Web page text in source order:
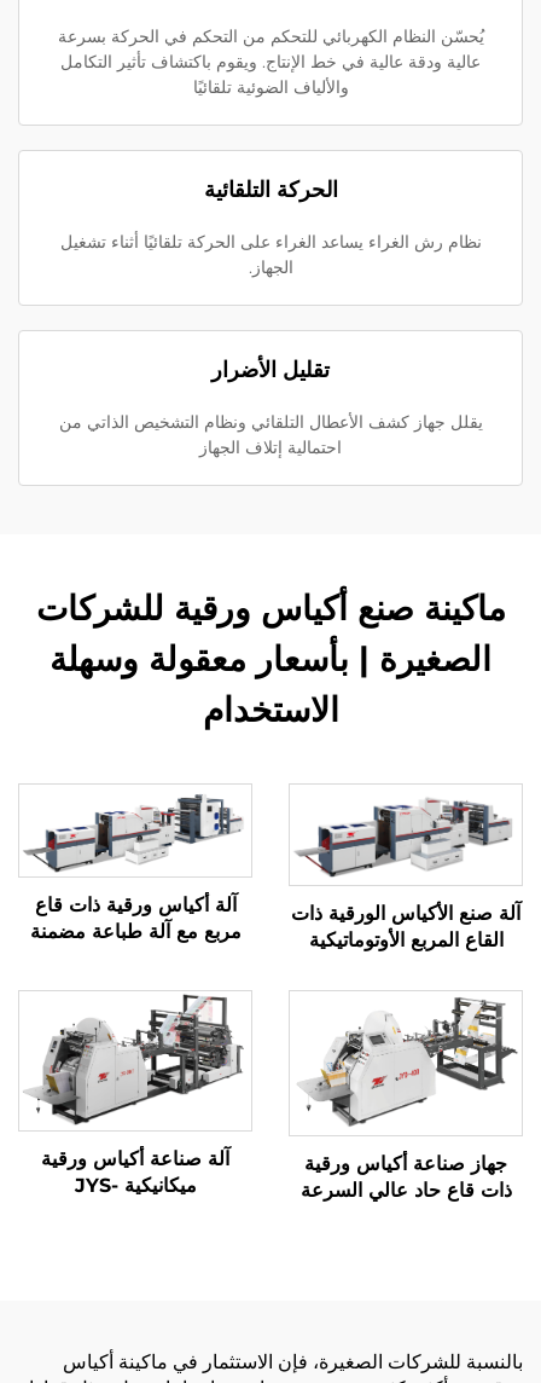
يُحسّن النظام الكهربائي للتحكم من التحكم في الحركة بسرعة
عالية ودقة عالية في خط الإنتاج. ويقوم باكتشاف تأثير التكامل
والألياف الضوئية تلقائيًا
الحركة التلقائية
نظام رش الغراء يساعد الغراء على الحركة تلقائيًا أثناء تشغيل
الجهاز.
تقليل الأضرار
يقلل جهاز كشف الأعطال التلقائي ونظام التشخيص الذاتي من
احتمالية إتلاف الجهاز
ماكينة صنع أكياس ورقية للشركات
الصغيرة | بأسعار معقولة وسهلة
الاستخدام
آلة صنع الأكياس الورقية ذات
القاع المربع الأوتوماتيكية
آلة أكياس ورقية ذات قاع
مربع مع آلة طباعة مضمنة
جهاز صناعة أكياس ورقية
ذات قاع حاد عالي السرعة
آلة صناعة أكياس ورقية
ميكانيكية JYS-
بالنسبة للشركات الصغيرة، فإن الاستثمار في ماكينة أكياس